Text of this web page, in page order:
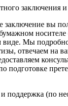
заключения
заключение вы
виде. Мы
отвечаем на
подготовке
поддержка (по